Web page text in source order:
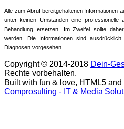
Alle zum Abruf bereitgehaltenen Informationen
unter keinen Umständen eine professionelle
Behandlung ersetzen. Im Zweifel sollte
werden. Die Informationen sind
Diagnosen vorgesehen.
Copyright © 2014-2018 Dein-
Rechte vorbehalten.
Built with fun & love, HTML5
Comprosulting - IT & Media